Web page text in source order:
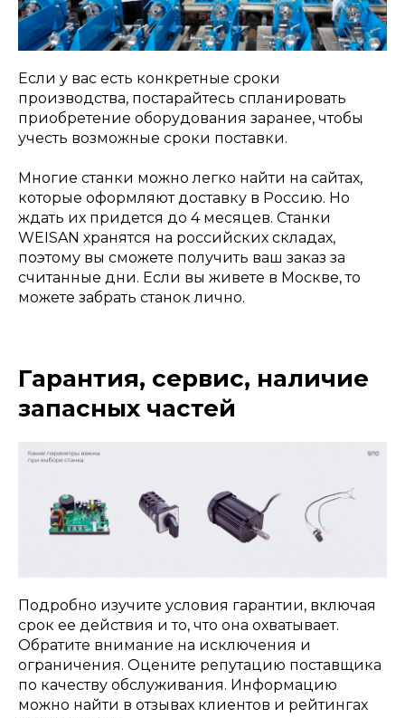
Если у вас есть конкретные сроки
производства, постарайтесь спланировать
приобретение оборудования заранее, чтобы
учесть возможные сроки поставки.
Многие станки можно легко найти на сайтах,
которые оформляют доставку в Россию. Но
ждать их придется до 4 месяцев. Станки
WEISAN хранятся на российских складах,
поэтому вы сможете получить ваш заказ за
считанные дни. Если вы живете в Москве, то
можете забрать станок лично.
Гарантия, сервис, наличие
запасных частей
Подробно изучите условия гарантии, включая
срок ее действия и то, что она охватывает.
Обратите внимание на исключения и
ограничения. Оцените репутацию поставщика
по качеству обслуживания. Информацию
можно найти в отзывах клиентов и рейтингах